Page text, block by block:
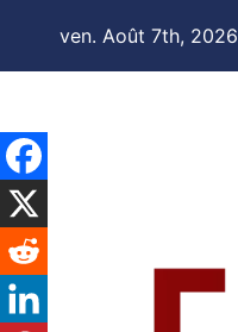
ven. Août 7th, 2026